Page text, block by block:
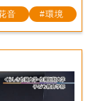
音 環境